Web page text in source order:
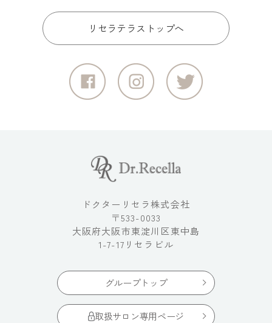
リセラテラストップへ
ドクターリセラ株式会社
〒533-0033
大阪府大阪市東淀川区東中島
1-7-17リセラビル
グループトップ
取扱サロン専用ページ